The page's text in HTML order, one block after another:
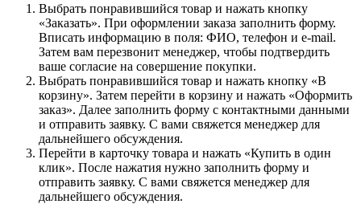
Выбрать понравившийся товар и нажать кнопку
«Заказать». При оформлении заказа заполнить форму.
Вписать информацию в поля: ФИО, телефон и e-mail.
Затем вам перезвонит менеджер, чтобы подтвердить
ваше согласие на совершение покупки.
Выбрать понравившийся товар и нажать кнопку «В
корзину». Затем перейти в корзину и нажать «Оформить
заказ». Далее заполнить форму с контактными данными
и отправить заявку. С вами свяжется менеджер для
дальнейшего обсуждения.
Перейти в карточку товара и нажать «Купить в один
клик». После нажатия нужно заполнить форму и
отправить заявку. С вами свяжется менеджер для
дальнейшего обсуждения.